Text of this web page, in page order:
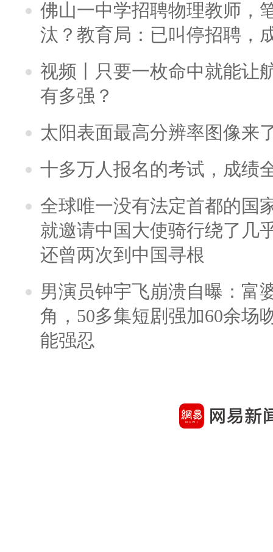
佛山一中学招聘物理教师，
汰？教育局：已叫停招聘，
视频丨只要一枚命中就能让
有多强？
太阳表面最高分辨率图像来
十多万人报名的考试，成绩
全球唯一没有法定首都的国
就邀请中国大使骑行绕了几
还曾两次到中国寻根
男演员钟宇飞崩溃自曝：富
角，50多集短剧强加60余场
能强忍